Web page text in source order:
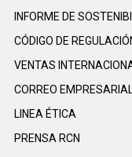
INFORME DE
CÓDIGO DE
VENTAS
CORREO
LINEA ÉTICA
PRENSA RCN